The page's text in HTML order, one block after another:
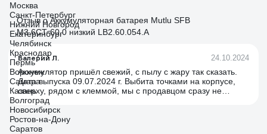
Отзыв о Аккумуляторная батарея Mutlu SFB
M3 6СТ-60.0 низкий LB2.60.054.A
Валерий Л. 24.10.2024
Аккумулятор пришёл свежий, с пылу с жару так сказать.
Дата выпуска 09.07.2024 г. Выбита точками на корпусе,
сверху, рядом с клеммой, мы с продавцом сразу не
нашли. Проверил тестером аккумов. SoH (State of Health)
= 100% SoC (State of Charge) = 100% Напряжение
батареи 12,6 В. Внутреннее сопротивление батареи 5
мОм (миллиОм). Стартерный ток 570 А при заявленном
Москва
Санкт-Петербург
Нижний Новгород
Екатеринбург
Челябинск
Краснодар
Пермь
Воронеж
Самара
Казань
Волгоград
Новосибирск
Ростов-на-Дону
Саратов